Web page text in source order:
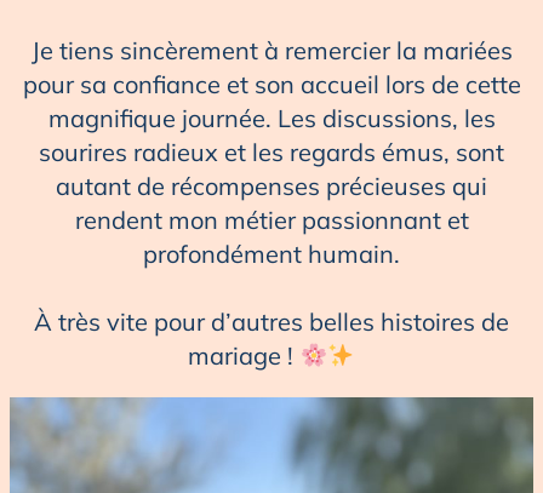
Je tiens sincèrement à remercier la mariées
pour sa confiance et son accueil lors de cette
magnifique journée. Les discussions, les
sourires radieux et les regards émus, sont
autant de récompenses précieuses qui
rendent mon métier passionnant et
profondément humain.
À très vite pour d’autres belles histoires de
mariage !